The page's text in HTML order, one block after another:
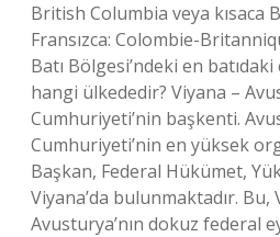
British Columbia veya kısaca
Fransızca: Colombie-
Batı Bölgesi’ndeki en
hangi ülkededir? Viyana –
Cumhuriyeti’nin başkenti.
Cumhuriyeti’nin en yüksek
Başkan, Federal Hükümet,
Viyana’da bulunmaktadır. Bu,
Avusturya’nın dokuz federal